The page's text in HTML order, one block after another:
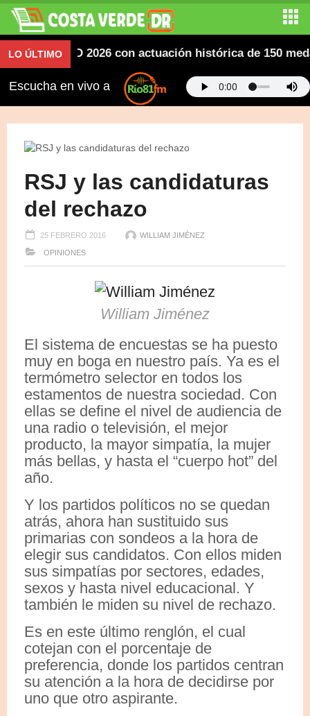
LO ÚLTIMOSD 2026 con actuación histórica de 150
Escucha en vivo a
RSJ y las candidaturas
del rechazo
25 FEBRERO 2016 WILLIAM JIMÉNEZ
OPINIONES
William Jiménez
El sistema de encuestas se ha puesto
muy en boga en nuestro país. Ya es el
termómetro selector en todos los
estamentos de nuestra sociedad. Con
ellas se define el nivel de audiencia de
una radio o televisión, el mejor
producto, la mayor simpatía, la mujer
más bellas, y hasta el “cuerpo hot” del
año.
Y los partidos políticos no se quedan
atrás, ahora han sustituido sus
primarias con sondeos a la hora de
elegir sus candidatos. Con ellos miden
sus simpatías por sectores, edades,
sexos y hasta nivel educacional. Y
también le miden su nivel de rechazo.
Es en este último renglón, el cual
cotejan con el porcentaje de
preferencia, donde los partidos centran
su atención a la hora de decidirse por
uno que otro aspirante.